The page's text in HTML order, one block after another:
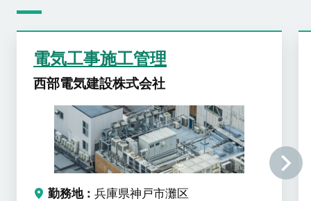
電気工事施工管理
西部電気建設株式会社
勤務地
兵庫県神戸市灘区